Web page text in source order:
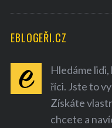
EBLOGEŘI.CZ
Hledáme
říci. Jste to
Získáte
chcete a